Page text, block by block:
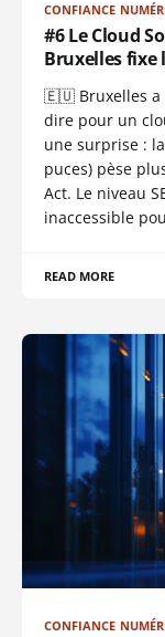
CONFIANCE
#6 Le Cloud
Bruxelles fixe
🇪🇺 Bruxelles a
dire pour un
une surprise :
puces) pèse
Act. Le niveau
inaccessible
READ MORE
CONFIANCE